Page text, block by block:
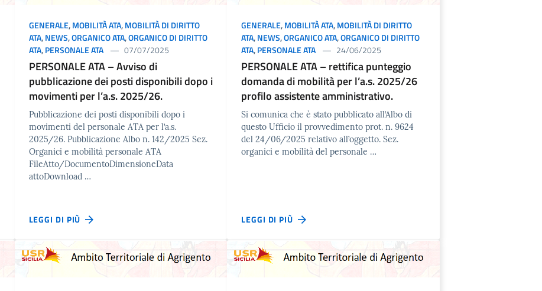
GENERALE,MOBILITÀ ATA,MOBILITÀ DI DIRITTO
ATA,NEWS,ORGANICO ATA,ORGANICO DI DIRITTO
ATA,PERSONALE ATA 07/07/2025
PERSONALE ATA – Avviso di
pubblicazione dei posti disponibili dopo i
movimenti per l’a.s. 2025/26.
Pubblicazione dei posti disponibili dopo i
movimenti del personale ATA per l’a.s.
2025/26. Pubblicazione Albo n. 142/2025 Sez.
Organici e mobilità personale ATA
FileAtto/DocumentoDimensioneData
attoDownload …
LEGGI DI PIÙ
GENERALE,MOBILITÀ ATA,MOBILITÀ DI DIRITTO
ATA,NEWS,ORGANICO ATA,ORGANICO DI DIRITTO
ATA,PERSONALE ATA 24/06/2025
PERSONALE ATA – rettifica punteggio
domanda di mobilità per l’a.s. 2025/26
profilo assistente amministrativo.
Si comunica che è stato pubblicato all’Albo di
questo Ufficio il provvedimento prot. n. 9624
del 24/06/2025 relativo all’oggetto. Sez.
organici e mobilità del personale …
LEGGI DI PIÙ